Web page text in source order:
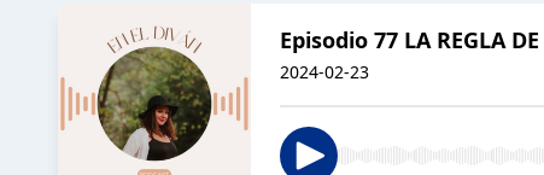
Episodio 77 LA REGLA
2024-02-23